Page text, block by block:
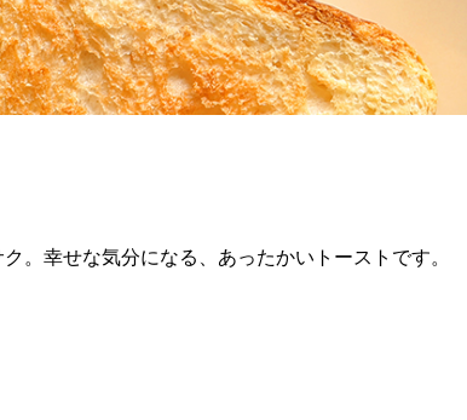
。幸せな気分になる、あったかいトーストです。